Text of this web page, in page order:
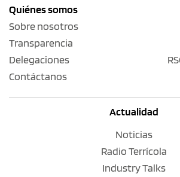
Quiénes somos
Sobre nosotros
Transparencia
Delegaciones
Contáctanos
Actualidad
Noticias
Radio Terrícola
Industry Talks